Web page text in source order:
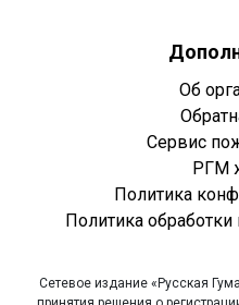
Об
Сервис
РГМ
Политика
Политика
Сетевое издание «Русская